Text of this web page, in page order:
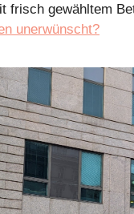
frisch gewähltem
unerwünscht?